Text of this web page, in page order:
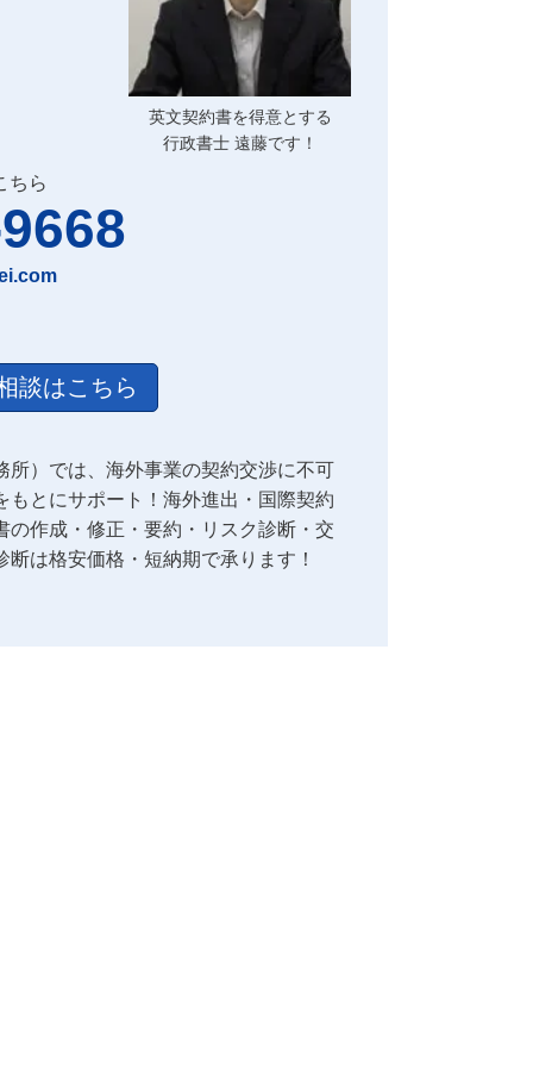
英文契約書を得意とする
行政書士 遠藤です！
ちら
談はこちら
）では、海外事業の契約交渉に不可
とにサポート！海外進出・国際契約
作成・修正・要約・リスク診断・交
は格安価格・短納期で承ります！